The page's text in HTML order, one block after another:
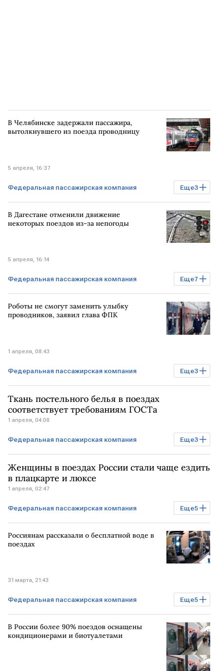
В Челябинске задержали пассажира,
вытолкнувшего из поезда проводницу
5 апреля, 16:37
Еще3
Федеральная пассажирская компания
Происшествия Бизнес РЖД
В Дагестане отменили движение
некоторых поездов из-за непогоды
5 апреля, 16:14
Еще7
Федеральная пассажирская компания
Происшествия Бизнес РОССИЯ
Дербент МОСКВА Дагестан
Роботы не смогут заменить улыбку
проводников, заявил глава ФПК
1 апреля, 08:43
Еще3
Федеральная пассажирская компания
Бизнес САНКТ-ПЕТЕРБУРГ РЖД
Ткань постельного белья в поездах
соответствует требованиям ГОСТа
1 апреля, 04:08
Еще3
Федеральная пассажирская компания
Бизнес САНКТ-ПЕТЕРБУРГ РЖД
Женщины в поездах России стали чаще ездить
в плацкарте и люксе
1 апреля, 02:47
Еще5
Федеральная пассажирская компания
Бизнес РОССИЯ
САНКТ-ПЕТЕРБУРГ
Россиянам рассказали о бесплатной воде в
поездах
31 марта, 21:43
Еще5
Федеральная пассажирская компания
Экономика Бизнес
САНКТ-ПЕТЕРБУРГ РЖД
В России более 90% поездов оснащены
кондиционерами и биотуалетами